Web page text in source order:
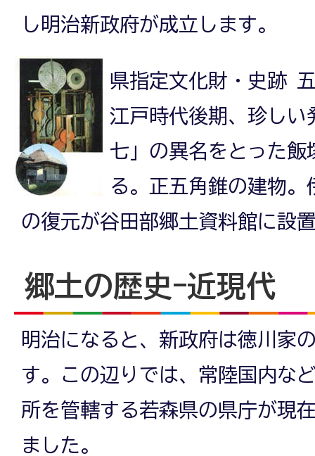
し明治新政府が成立します。
県指定文化財・史跡
江戸時代後期、珍しい
七」の異名をとった飯
る。正五角錐の建物
の復元が谷田部郷土資料館に設
郷土の歴史-近現代
明治になると、新政府は徳川家
す。この辺りでは、常陸国内な
所を管轄する若森県の県庁が現
ました。